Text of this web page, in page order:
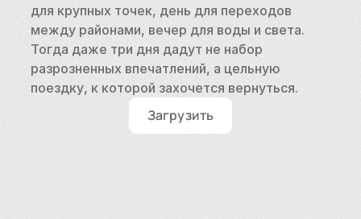
для крупных точек, день для переходов
между районами, вечер для воды и света.
Тогда даже три дня дадут не набор
разрозненных впечатлений, а цельную
поездку, к которой захочется вернуться.
Загрузить